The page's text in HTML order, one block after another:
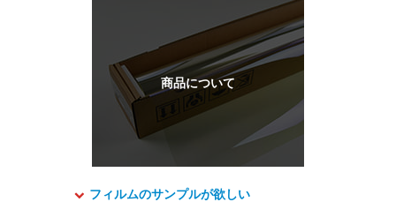
フィルムのサンプルが欲しい